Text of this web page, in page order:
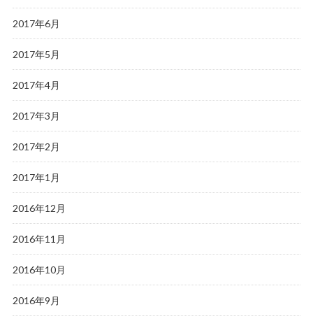
2017年6月
2017年5月
2017年4月
2017年3月
2017年2月
2017年1月
2016年12月
2016年11月
2016年10月
2016年9月